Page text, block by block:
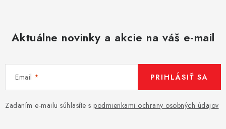
Aktuálne novinky a akcie na váš e-mail
Email
Zadaním e-mailu súhlasíte s podmienkami ochrany osobných údajov
PRIHLÁSIŤ SA